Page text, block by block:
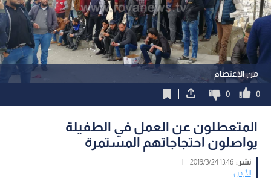
من الاعتصام
0
0
المتعطلون عن العمل في الطفيلة
يواصلون احتجاجاتهم المستمرة
نشر :13:46 2019/3/24
|
الأردن